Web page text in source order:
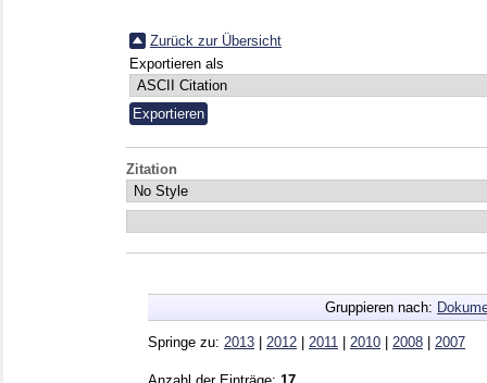
Zurück zur Übersicht
Exportieren als
Zitation
Gruppieren nach:
Springe zu: 2013 2012 2011 2010 2008 2007